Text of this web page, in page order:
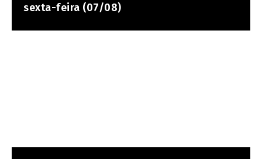
sexta-feira (07/08)